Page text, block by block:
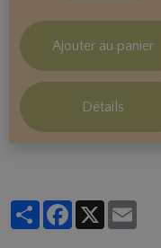
Ajouter au panier
Détails
PartagerFacebook